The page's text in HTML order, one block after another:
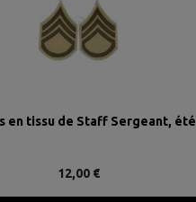
en tissu de Staff Sergeant, été
12,00 €